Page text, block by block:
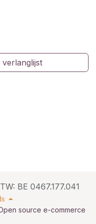
verlanglijst
BE 0467.177.041
source e-commerce